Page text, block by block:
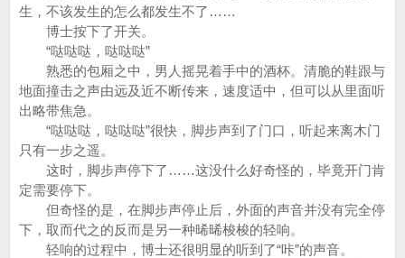
生，不该发生的怎么都发生不了……
博士按下了开关。
“哒哒哒，哒哒哒”
熟悉的包厢之中，男人摇晃着手中的酒杯。清脆的鞋跟与
地面撞击之声由远及近不断传来，速度适中，但可以从里面听
出略带焦急。
“哒哒哒，哒哒哒”很快，脚步声到了门口，听起来离木门
只有一步之遥。
这时，脚步声停下了……这没什么好奇怪的，毕竟开门肯
定需要停下。
但奇怪的是，在脚步声停止后，外面的声音并没有完全停
下，取而代之的反而是另一种晞晞梭梭的轻响。
轻响的过程中，博士还很明显的听到了“咔”的声音。